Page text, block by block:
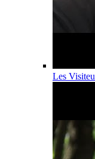
Les